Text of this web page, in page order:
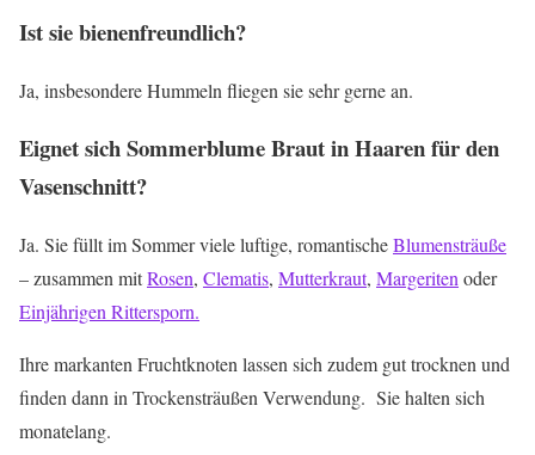
Ist sie bienenfreundlich?
Ja, insbesondere Hummeln fliegen sie sehr gerne an.
Eignet sich Sommerblume Braut in Haaren für den
Vasenschnitt?
Ja. Sie füllt im Sommer viele luftige, romantischeBlumensträuße
– zusammen mitRosen, Clematis, Mutterkraut, Margeriten oder
Einjährigen Rittersporn.
Ihre markanten Fruchtknoten lassen sich zudem gut trocknen und
finden dann in Trockensträußen Verwendung. Sie halten sich
monatelang.